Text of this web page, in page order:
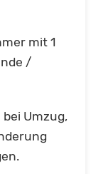
mit 1
/
Umzug,